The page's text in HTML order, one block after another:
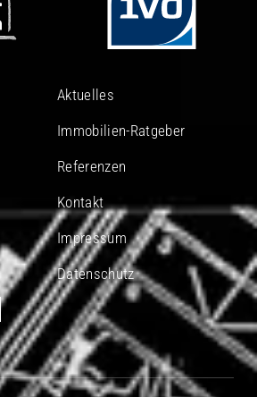
Aktuelles
Immobilien-Ratgeber
Referenzen
Kontakt
Impressum
Datenschutz